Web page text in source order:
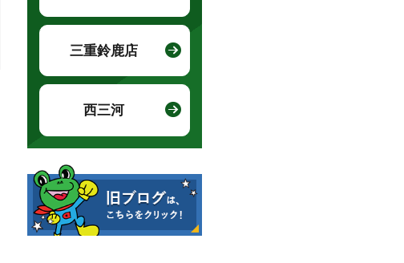
三重鈴鹿店
西三河